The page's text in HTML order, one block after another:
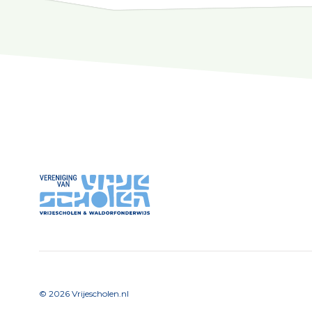
© 2026 Vrijescholen.nl